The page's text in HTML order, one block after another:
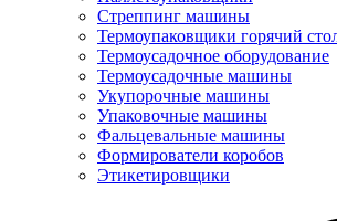
Стреппинг машины
Термоупаковщики горячий
Термоусадочное оборудование
Термоусадочные машины
Укупорочные машины
Упаковочные машины
Фальцевальные машины
Формирователи коробов
Этикетировщики